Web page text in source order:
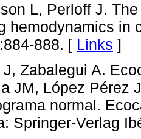
L, Perloff J.
hemodynamics in
888. [ Links ]
J, Zabalegui A.
JM, López Pérez
normal.
Springer-Verlag